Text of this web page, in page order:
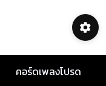
คอร์ดเพลงโปรด